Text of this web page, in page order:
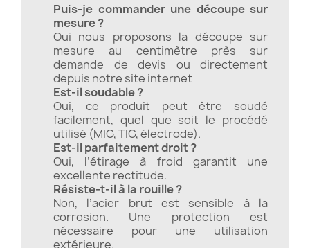
Puis-je commander une découpe sur
mesure ?
Oui nous proposons la découpe sur
mesure au centimètre près sur
demande de devis ou directement
depuis notre site internet
Est-il soudable ?
Oui, ce produit peut être soudé
facilement, quel que soit le procédé
utilisé (MIG, TIG, électrode).
Est-il parfaitement droit ?
Oui, l’étirage à froid garantit une
excellente rectitude.
Résiste-t-il à la rouille ?
Non, l’acier brut est sensible à la
corrosion. Une protection est
nécessaire pour une utilisation
extérieure.